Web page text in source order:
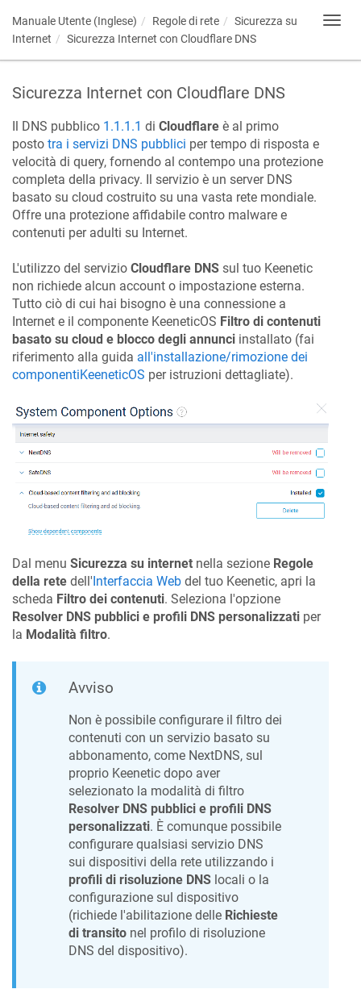
Manuale Utente (Inglese) Regole di rete
Sicurezza su
Internet
Sicurezza Internet con Cloudflare DNS
Sicurezza Internet con Cloudflare DNS
Il DNS pubblico 1.1.1.1 di Cloudflare è al primo
posto tra i servizi DNS pubblici per tempo di risposta e
velocità di query, fornendo al contempo una protezione
completa della privacy. Il servizio è un server DNS
basato su cloud costruito su una vasta rete mondiale.
Offre una protezione affidabile contro malware e
contenuti per adulti su Internet.
L'utilizzo del servizio Cloudflare DNS sul tuo Keenetic
non richiede alcun account o impostazione esterna.
Tutto ciò di cui hai bisogno è una connessione a
Internet e il componente KeeneticOS Filtro di contenuti
basato su cloud e blocco degli annunci installato (fai
riferimento alla guida all'installazione/rimozione dei
componentiKeeneticOS per istruzioni dettagliate).
Dal menu Sicurezza su internet nella sezione Regole
della rete dell'Interfaccia Web del tuo Keenetic, apri la
scheda Filtro dei contenuti. Seleziona l'opzione
Resolver DNS pubblici e profili DNS personalizzati per
la Modalità filtro.
Avviso
Non è possibile configurare il filtro dei
contenuti con un servizio basato su
abbonamento, come NextDNS, sul
proprio Keenetic dopo aver
selezionato la modalità di filtro
Resolver DNS pubblici e profili DNS
personalizzati. È comunque possibile
configurare qualsiasi servizio DNS
sui dispositivi della rete utilizzando i
profili di risoluzione DNS locali o la
configurazione sul dispositivo
(richiede l'abilitazione delle Richieste
di transito nel profilo di risoluzione
DNS del dispositivo).